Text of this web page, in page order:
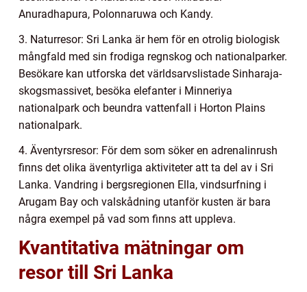
Anuradhapura, Polonnaruwa och Kandy.
3. Naturresor: Sri Lanka är hem för en otrolig biologisk
mångfald med sin frodiga regnskog och nationalparker.
Besökare kan utforska det världsarvslistade Sinharaja-
skogsmassivet, besöka elefanter i Minneriya
nationalpark och beundra vattenfall i Horton Plains
nationalpark.
4. Äventyrsresor: För dem som söker en adrenalinrush
finns det olika äventyrliga aktiviteter att ta del av i Sri
Lanka. Vandring i bergsregionen Ella, vindsurfning i
Arugam Bay och valskådning utanför kusten är bara
några exempel på vad som finns att uppleva.
Kvantitativa mätningar om
resor till Sri Lanka